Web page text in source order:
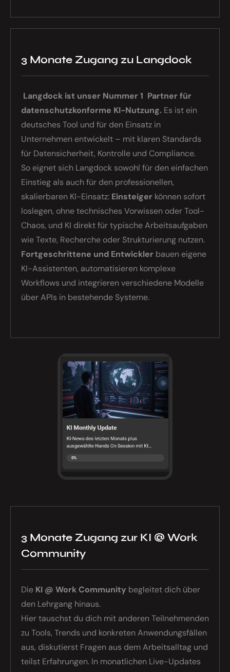
3 Monate Zugang zu Langdock
Langdock ist unser Nummer 1 Partner für
datenschutzkonforme KI-Nutzung. Es ist ein
deutsches Tool und für den Einsatz in
Unternehmen entwickelt – mit klaren Standards
für Daten­sicherheit, Kontrolle und Compliance.
So eignet sich Langdock sowohl für den einfachen
Einstieg als auch für den professionellen,
skalierbaren KI-Einsatz: Einsteiger können sofort
loslegen, ohne technisches Vorwissen oder Tool-
Chaos, und KI direkt für typische Arbeitsaufgaben
wie Texte, Recherche oder Strukturierung nutzen.
Fortgeschrittene und Entwickler bauen eigene
KI-Assistenten, automatisieren komplexe
Workflows und integrieren verschiedene Modelle
über APIs in bestehende Systeme.
3 Monate Zugang zur KI @ Work
Community
Die KI @ Work Community begleitet dich über
den Lehrgang hinaus.
Hier tauschst du dich mit anderen Teilnehmenden
zu Tools, Trends und konkreten Anwendungsfällen
aus, diskutierst Fragen aus dem Arbeitsalltag und
teilst Erfahrungen. In monatlichen Live-Updates